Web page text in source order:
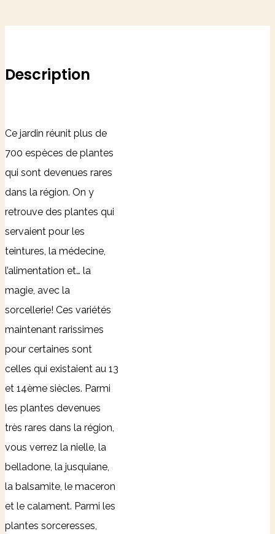
Description
Ce jardin réunit plus de
700 espèces de plantes
qui sont devenues rares
dans la région. On y
retrouve des plantes qui
servaient pour les
teintures, la médecine,
l’alimentation et… la
magie, avec la
sorcellerie! Ces variétés
maintenant rarissimes
pour certaines sont
celles qui existaient au 13
et 14ème siècles. Parmi
les plantes devenues
très rares dans la région,
vous verrez la nielle, la
belladone, la jusquiane,
la balsamite, le maceron
et le calament. Parmi les
plantes sorceresses,